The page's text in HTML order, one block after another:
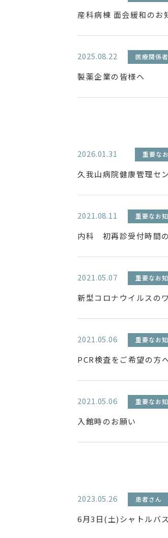
産科病棟 面会緩和のお
2025.08.22 医療関係
製薬企業の皆様へ
2026.01.31 重要な
久我山病院健康管理セ
2021.08.11 重要なお
内科 初再診受付時間
2021.05.07 重要なお
新型コロナウイルスの
2021.05.06 重要なお
PCR検査をご希望の方
2021.05.06 重要なお
入館時のお願い
2023.05.26 患者さん
6月3日(土)シャトルバ